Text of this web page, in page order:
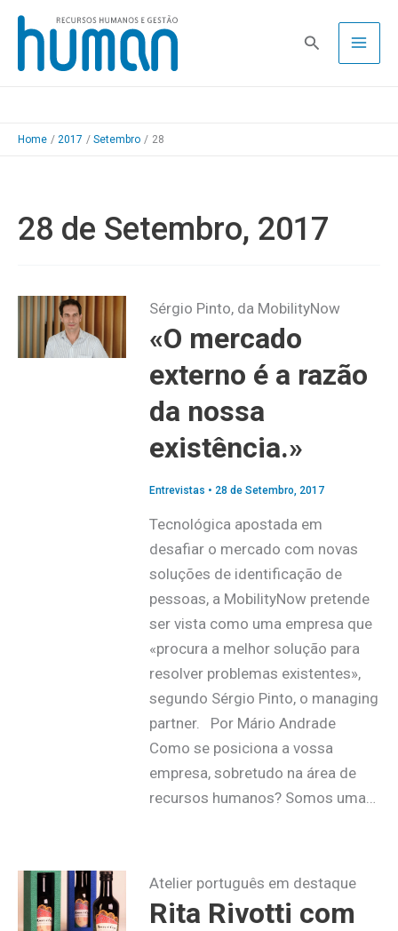
Skip
content
Pesquisa
Home 2017 Setembro 28
28 de Setembro, 2017
Sérgio Pinto, da MobilityNow
«O mercado
externo é a razão
da nossa
existência.»
Entrevistas • 28 de Setembro, 2017
Tecnológica apostada em
desafiar o mercado com novas
soluções de identificação de
pessoas, a MobilityNow pretende
ser vista como uma empresa que
«procura a melhor solução para
resolver problemas existentes»,
segundo Sérgio Pinto, o managing
partner. Por Mário Andrade
Como se posiciona a vossa
empresa, sobretudo na área de
recursos humanos? Somos uma…
Atelier português em destaque
Rita Rivotti com